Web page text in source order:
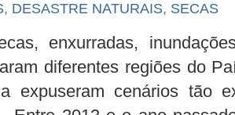
, DESASTRE NATURAIS, SECAS
enxurradas,
diferentes regiões do
expuseram cenários tão